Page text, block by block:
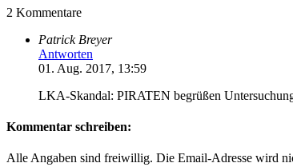
2 Kommentare
Patrick Breyer
Antworten
01. Aug. 2017, 13:59
LKA-Skandal: PIRATEN begrüßen
Kommentar schreiben:
Alle Angaben sind freiwillig. Die Email-Adresse wird